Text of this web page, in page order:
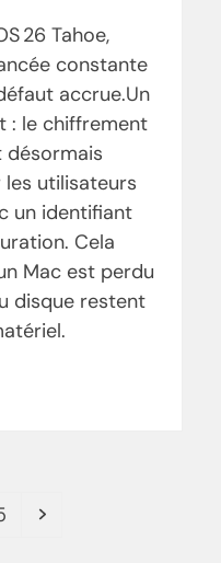
26 Tahoe,
constante
accrue.Un
: le chiffrement
désormais
utilisateurs
un identifiant
Cela
Mac est perdu
disque restent
Next